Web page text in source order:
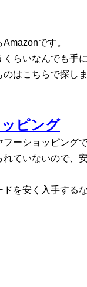
です。
らいなんでも手に
はこちらで探し
ピング
ーショッピングで
ていないので、
を安く入手する